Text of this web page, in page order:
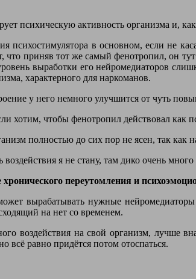
психическую активность организма и,
психостимулятора в основном, если не
что приняв тот же самый фенотропил, он
выработки его нейромедиаторов
характерного для наркоманов.
у него немного улучшится от чуть
хотим, чтобы фенотропил действовал как
полностью до сих пор не ясен, так
я не стану, там дико очень
переутомления и
вырабатывать нужные
на нет со временем.
воздействия на свой организм, лучше
всё равно придётся потом отоспаться.